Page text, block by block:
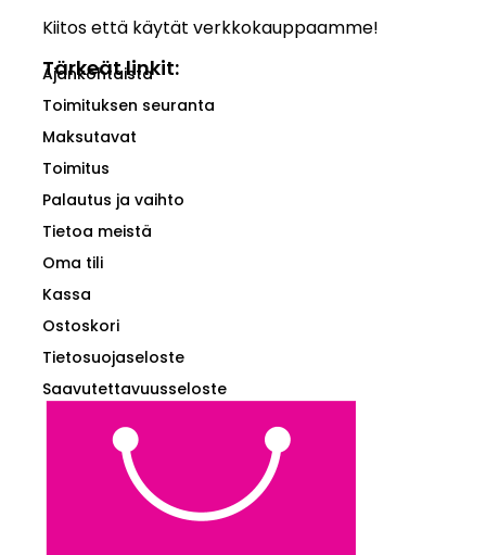
Kiitos että käytät verkkokauppaamme!
Tärkeät linkit:
Ajankohtaista
Toimituksen seuranta
Maksutavat
Toimitus
Palautus ja vaihto
Tietoa meistä
Oma tili
Kassa
Ostoskori
Tietosuojaseloste
Saavutettavuusseloste